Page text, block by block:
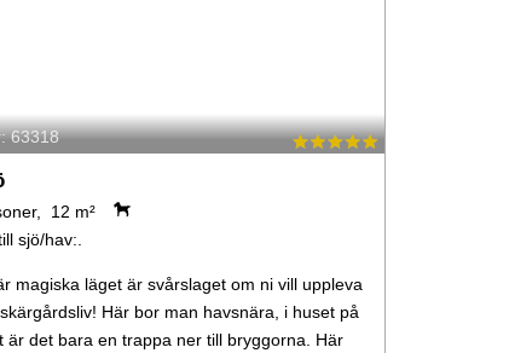
63318
12 m²
sjö/hav:.
magiska läget är svårslaget om ni vill uppleva
Här bor man havsnära, i huset på
är det bara en trappa ner till bryggorna. Här